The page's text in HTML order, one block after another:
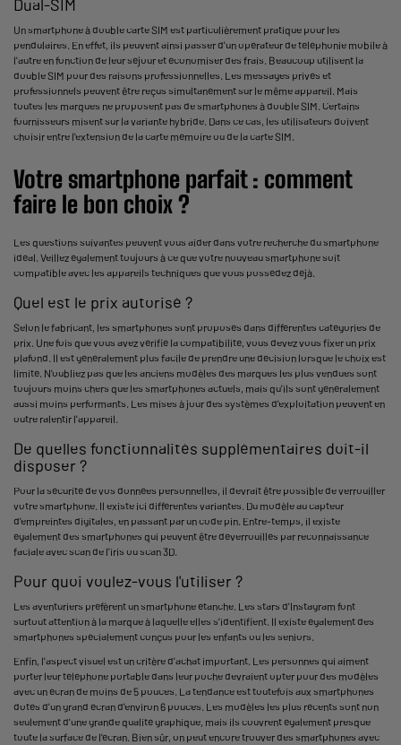
Dual-SIM
Un smartphone à double carte SIM est particulièrement pratique pour les
pendulaires. En effet, ils peuvent ainsi passer d'un opérateur de téléphonie mobile à
l'autre en fonction de leur séjour et économiser des frais. Beaucoup utilisent la
double SIM pour des raisons professionnelles. Les messages privés et
professionnels peuvent être reçus simultanément sur le même appareil. Mais
toutes les marques ne proposent pas de smartphones à double SIM. Certains
fournisseurs misent sur la variante hybride. Dans ce cas, les utilisateurs doivent
choisir entre l'extension de la carte mémoire ou de la carte SIM.
Votre smartphone parfait : comment
faire le bon choix ?
Les questions suivantes peuvent vous aider dans votre recherche du smartphone
idéal. Veillez également toujours à ce que votre nouveau smartphone soit
compatible avec les appareils techniques que vous possédez déjà.
Quel est le prix autorisé ?
Selon le fabricant, les smartphones sont proposés dans différentes catégories de
prix. Une fois que vous avez vérifié la compatibilité, vous devez vous fixer un prix
plafond. Il est généralement plus facile de prendre une décision lorsque le choix est
limité. N'oubliez pas que les anciens modèles des marques les plus vendues sont
toujours moins chers que les smartphones actuels, mais qu'ils sont généralement
aussi moins performants. Les mises à jour des systèmes d'exploitation peuvent en
outre ralentir l'appareil.
De quelles fonctionnalités supplémentaires doit-il
disposer ?
Pour la sécurité de vos données personnelles, il devrait être possible de verrouiller
votre smartphone. Il existe ici différentes variantes. Du modèle au capteur
d'empreintes digitales, en passant par un code pin. Entre-temps, il existe
également des smartphones qui peuvent être déverrouillés par reconnaissance
faciale avec scan de l'iris ou scan 3D.
Pour quoi voulez-vous l'utiliser ?
Les aventuriers préfèrent un smartphone étanche. Les stars d'Instagram font
surtout attention à la marque à laquelle elles s'identifient. Il existe également des
smartphones spécialement conçus pour les enfants ou les seniors.
Enfin, l'aspect visuel est un critère d'achat important. Les personnes qui aiment
porter leur téléphone portable dans leur poche devraient opter pour des modèles
avec un écran de moins de 5 pouces. La tendance est toutefois aux smartphones
dotés d'un grand écran d'environ 6 pouces. Les modèles les plus récents sont non
seulement d'une grande qualité graphique, mais ils couvrent également presque
toute la surface de l'écran. Bien sûr, on peut encore trouver des smartphones avec